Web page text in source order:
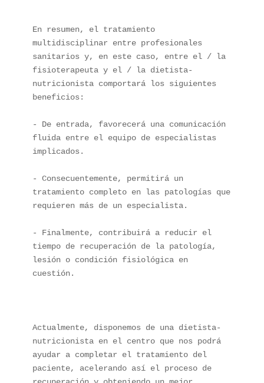
En resumen, el tratamiento
multidisciplinar entre profesionales
sanitarios y, en este caso, entre el / la
fisioterapeuta y el / la dietista-
nutricionista comportará los siguientes
beneficios:
- De entrada, favorecerá una comunicación
fluida entre el equipo de especialistas
implicados.
- Consecuentemente, permitirá un
tratamiento completo en las patologías que
requieren más de un especialista.
- Finalmente, contribuirá a reducir el
tiempo de recuperación de la patología,
lesión o condición fisiológica en
cuestión.
Actualmente, disponemos de una dietista-
nutricionista en el centro que nos podrá
ayudar a completar el tratamiento del
paciente, acelerando así el proceso de